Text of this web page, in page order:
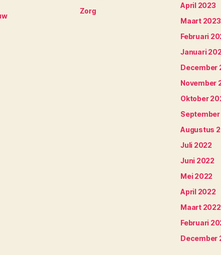
Zorg
April 2023
Maart 2023
Februari
Januari
December
November
Oktober
Augustus
Juli 2022
Juni 2022
Mei 2022
April 2022
Maart 2022
Februari
December